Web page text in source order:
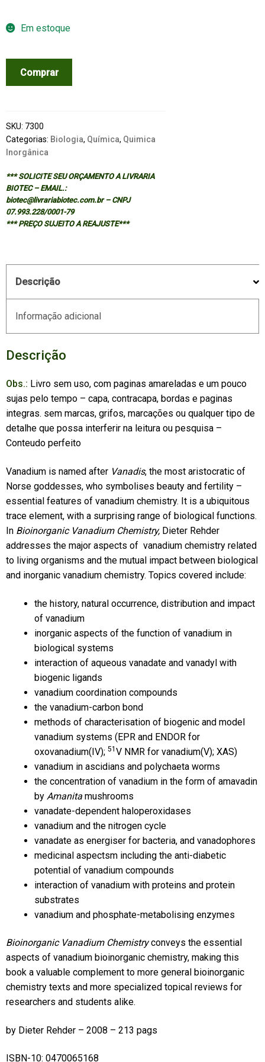
Em estoque
VANADIUM
Comprar
SKU: 7300
Categorias: Biologia, Química, Quimica
Inorgânica
*** SOLICITE SEU ORÇAMENTO A LIVRARIA
BIOTEC – EMAIL.:
biotec@livrariabiotec.com.br – CNPJ
07.993.228/0001-79
*** PREÇO SUJEITO A REAJUSTE***
Descrição
Informação adicional
Descrição
Obs.: Livro sem uso, com paginas amareladas e um pouco
sujas pelo tempo – capa, contracapa, bordas e paginas
integras. sem marcas, grifos, marcações ou qualquer tipo de
detalhe que possa interferir na leitura ou pesquisa –
Conteudo perfeito
Vanadium is named after Vanadis, the most aristocratic of
Norse goddesses, who symbolises beauty and fertility –
essential features of vanadium chemistry. It is a ubiquitous
trace element, with a surprising range of biological functions.
In Bioinorganic Vanadium Chemistry,Dieter Rehder
addresses the major aspects of vanadium chemistry related
to living organisms and the mutual impact between biological
and inorganic vanadium chemistry. Topics covered include:
the history, natural occurrence, distribution and impact
of vanadium
inorganic aspects of the function of vanadium in
biological systems
interaction of aqueous vanadate and vanadyl with
biogenic ligands
vanadium coordination compounds
the vanadium-carbon bond
methods of characterisation of biogenic and model
vanadium systems (EPR and ENDOR for
oxovanadium(IV); 51 V NMR for vanadium(V); XAS)
vanadium in ascidians and polychaeta worms
the concentration of vanadium in the form of amavadin
by Amanitamushrooms
vanadate-dependent haloperoxidases
vanadium and the nitrogen cycle
vanadate as energiser for bacteria, and vanadophores
medicinal aspectsm including the anti-diabetic
potential of vanadium compounds
interaction of vanadium with proteins and protein
substrates
vanadium and phosphate-metabolising enzymes
Bioinorganic Vanadium Chemistryconveys the essential
aspects of vanadium bioinorganic chemistry, making this
book a valuable complement to more general bioinorganic
chemistry texts and more specialized topical reviews for
researchers and students alike.
by Dieter Rehder – 2008 – 213 pags
ISBN-10: 0470065168